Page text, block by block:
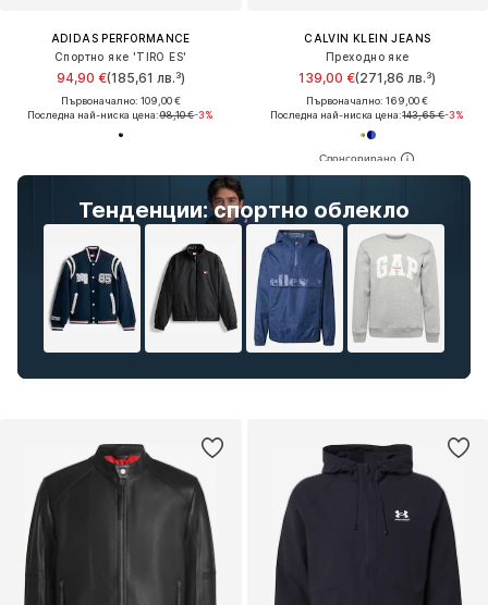
ADIDAS PERFORMANCE
Спортно яке 'TIRO ES'
94,90 €(185,61 лв.³)
Първоначално: 109,00 €
Последна най-ниска цена:98,10 €-3%
CALVIN KLEIN JEANS
Преходно яке
139,00 €(271,86 лв.³)
Първоначално: 169,00 €
Последна най-ниска цена:143,65 €-3%
Тенденции: спортно облекло